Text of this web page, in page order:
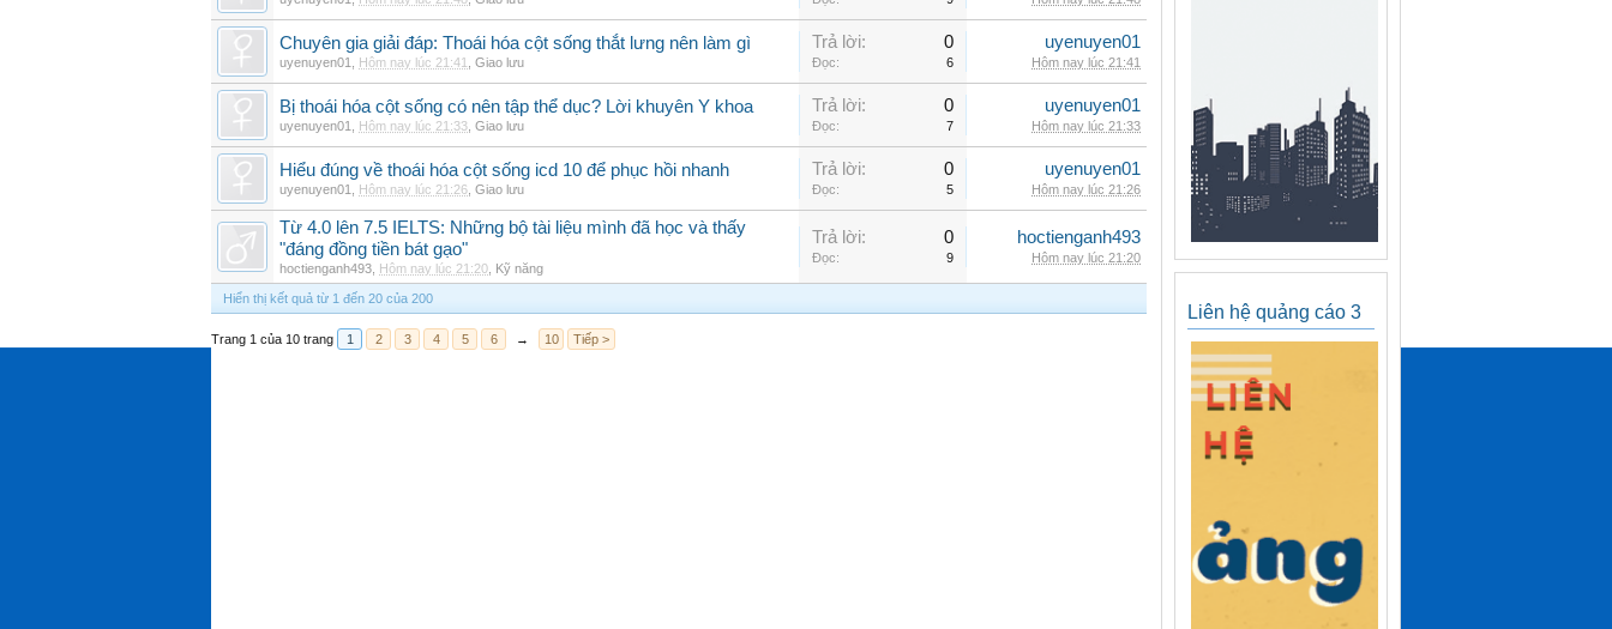
Chuyên gia giải đáp: Thoái hóa cột sống thắt lưng nên làm gì
uyenuyen01 Hôm nay lúc 21:41 Giao lưu
Trả lời: 0
Đọc: 6
uyenuyen01
Hôm nay lúc 21:41
Bị thoái hóa cột sống có nên tập thể dục? Lời khuyên Y khoa
uyenuyen01 Hôm nay lúc 21:33 Giao lưu
Trả lời: 0
Đọc: 7
uyenuyen01
Hôm nay lúc 21:33
Hiểu đúng về thoái hóa cột sống icd 10 để phục hồi nhanh
uyenuyen01 Hôm nay lúc 21:26 Giao lưu
Trả lời: 0
Đọc: 5
uyenuyen01
Hôm nay lúc 21:26
Từ 4.0 lên 7.5 IELTS: Những bộ tài liệu mình đã học và thấy
"đáng đồng tiền bát gạo"
hoctienganh493 Hôm nay lúc 21:20 Kỹ năng
Trả lời: 0
Đọc: 9
hoctienganh493
Hôm nay lúc 21:20
Hiển thị kết quả từ 1 đến 20 của 200
Trang 1 của 10 trang 1 2 3 4 5 6 → 10 Tiếp >
Liên hệ quảng cáo 3